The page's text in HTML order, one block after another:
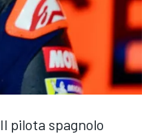
pilota spagnolo